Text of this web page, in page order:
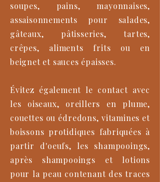
soupes, pains, mayonnaises,
assaisonnements pour salades,
gâteaux, pâtisseries, tartes,
crêpes, aliments frits ou en
beignet et sauces épaisses.
Évitez également le contact avec
les oiseaux, oreillers en plume,
couettes ou édredons, vitamines et
boissons protidiques fabriquées à
partir d'oeufs, les shampooings,
après shampooings et lotions
pour la peau contenant des traces